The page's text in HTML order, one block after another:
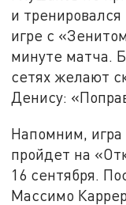
и
игре с
минуте матча.
сетях желают
Денису:
Напомним,
пройдет на
16 сентября.
Массимо